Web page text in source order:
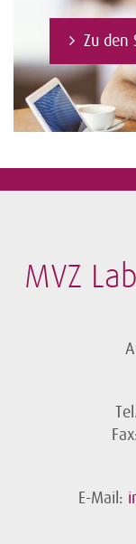
Zu den
MVZ
E-Mail: